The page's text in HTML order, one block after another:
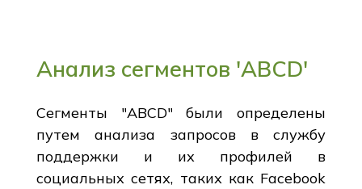
Анализ сегментов 'ABCD'
Сегменты "ABCD" были определены
путем анализа запросов в службу
поддержки и их профилей в
социальных сетях, таких как Facebook